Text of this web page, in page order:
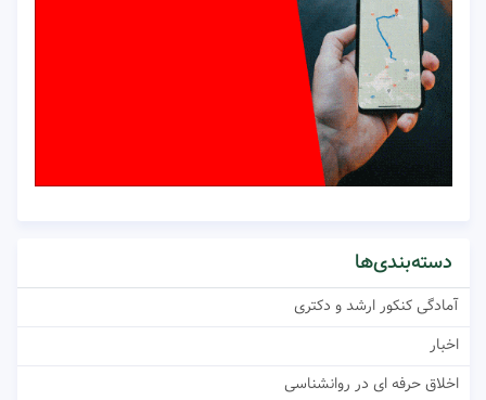
دسته‌بندی‌ها
آمادگی کنکور ارشد و دکتری
اخبار
اخلاق حرفه ای در روانشناسی